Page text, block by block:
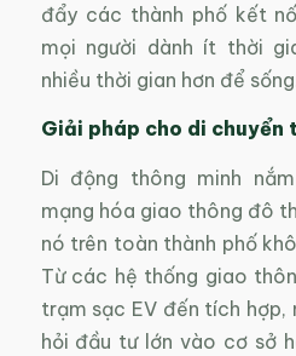
đẩy các thành phố kết
mọi người dành ít thời
nhiều thời gian hơn để
Giải pháp cho di chuyển
Di động thông minh
mạng hóa giao thông đô
nó trên toàn thành phố
Từ các hệ thống giao
trạm sạc EV đến tích hợp,
hỏi đầu tư lớn vào cơ sở